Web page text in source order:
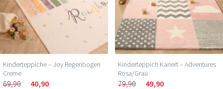
Kinderteppiche – Joy Regenbogen
Creme
69,90 40,90
Kinderteppich Kariert – Adventures
Rosa/Grau
79,90 49,90